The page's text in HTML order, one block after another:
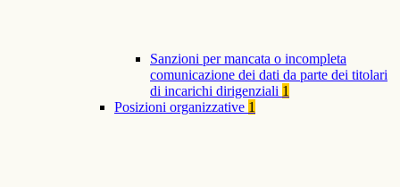
Sanzioni per mancata o incompleta
comunicazione dei dati da parte dei titolari
di incarichi dirigenziali 1
Posizioni organizzative 1